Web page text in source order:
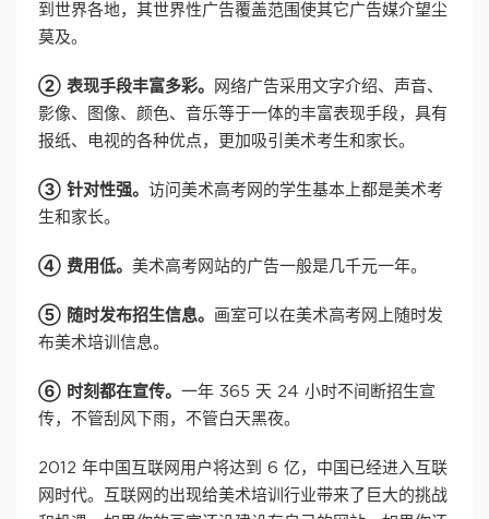
到世界各地，其世界性广告覆盖范围使其它广告媒介望尘
莫及。
② 表现手段丰富多彩。
网络广告采用文字介绍、声音、
影像、图像、颜色、音乐等于一体的丰富表现手段，具有
报纸、电视的各种优点，更加吸引美术考生和家长。
③ 针对性强。 访问美术高考网的学生基本上都是美术考
生和家长。
④ 费用低。 美术高考网站的广告一般是几千元一年。
⑤ 随时发布招生信息。 画室可以在美术高考网上随时发
布美术培训信息。
⑥ 时刻都在宣传。 一年 365 天 24 小时不间断招生宣
传，不管刮风下雨，不管白天黑夜。
2012 年中国互联网用户将达到 6 亿，中国已经进入互联
网时代。互联网的出现给美术培训行业带来了巨大的挑战